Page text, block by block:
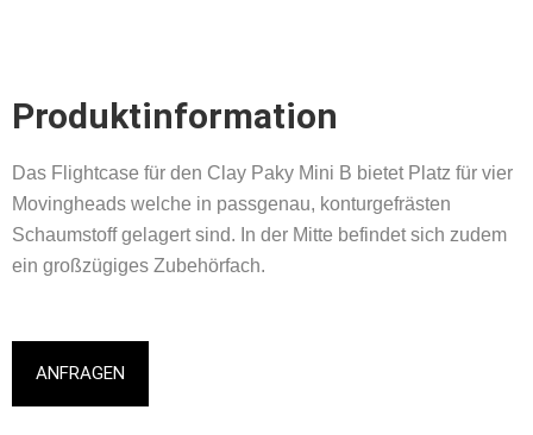
Produktinformation
Das Flightcase für den Clay Paky Mini B bietet Platz für vier
Movingheads welche in passgenau, konturgefrästen
Schaumstoff gelagert sind. In der Mitte befindet sich zudem
ein großzügiges Zubehörfach.
ANFRAGEN